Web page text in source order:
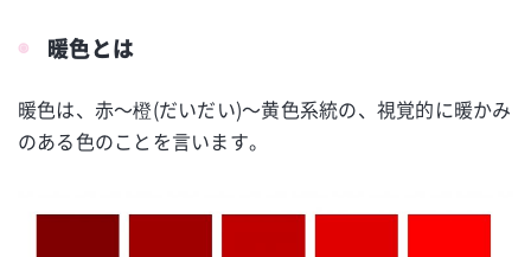
暖色とは
暖色は、赤～橙(だいだい)～黄色系統の、視覚的に暖かみ
のある色のことを言います。